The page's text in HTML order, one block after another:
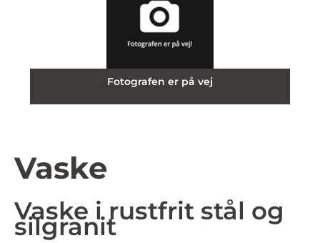
Fotografen er på vej
Vaske
Vaske i rustfrit stål og
silgranit